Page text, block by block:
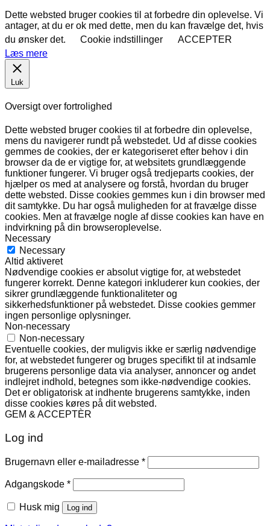
Dette websted bruger cookies til at forbedre din oplevelse. Vi
antager, at du er ok med dette, men du kan fravælge det, hvis
du ønsker det.
Cookie indstillinger
ACCEPTER
Læs mere
Luk
Oversigt over fortrolighed
Dette websted bruger cookies til at forbedre din oplevelse,
mens du navigerer rundt på webstedet. Ud af disse cookies
gemmes de cookies, der er kategoriseret efter behov i din
browser da de er vigtige for, at websitets grundlæggende
funktioner fungerer. Vi bruger også tredjeparts cookies, der
hjælper os med at analysere og forstå, hvordan du bruger
dette websted. Disse cookies gemmes kun i din browser med
dit samtykke. Du har også muligheden for at fravælge disse
cookies. Men at fravælge nogle af disse cookies kan have en
indvirkning på din browseroplevelse.
Necessary
Necessary
Altid aktiveret
Nødvendige cookies er absolut vigtige for, at webstedet
fungerer korrekt. Denne kategori inkluderer kun cookies, der
sikrer grundlæggende funktionaliteter og
sikkerhedsfunktioner på webstedet. Disse cookies gemmer
ingen personlige oplysninger.
Non-necessary
Non-necessary
Eventuelle cookies, der muligvis ikke er særlig nødvendige
for, at webstedet fungerer og bruges specifikt til at indsamle
brugerens personlige data via analyser, annoncer og andet
indlejret indhold, betegnes som ikke-nødvendige cookies.
Det er obligatorisk at indhente brugerens samtykke, inden
disse cookies køres på dit websted.
GEM & ACCEPTÈR
Log ind
Brugernavn eller e-mailadresse *Påkrævet
Adgangskode *Påkrævet
Husk mig Log ind